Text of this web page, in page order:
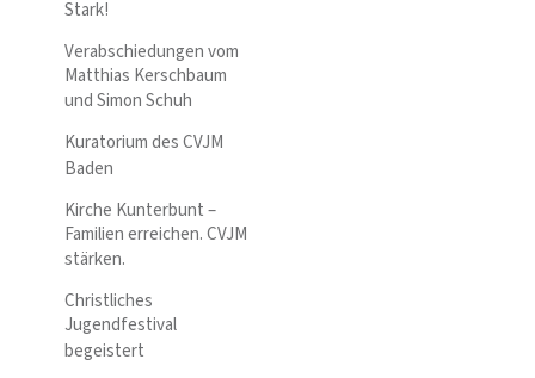
Stark!
Verabschiedungen vom
Matthias Kerschbaum
und Simon Schuh
Kuratorium des CVJM
Baden
Kirche Kunterbunt –
Familien erreichen. CVJM
stärken.
Christliches
Jugendfestival
begeistert